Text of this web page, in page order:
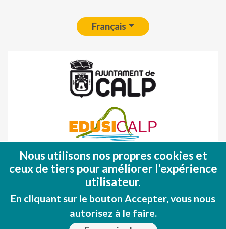
Français
Fondo Europeo de Desarrollo Regional
(FEDER)
Una manera de hacer EUROPA
Nous utilisons nos propres cookies et
ceux de tiers pour améliorer l'expérience
utilisateur.
En cliquant sur le bouton Accepter, vous nous
autorisez à le faire.